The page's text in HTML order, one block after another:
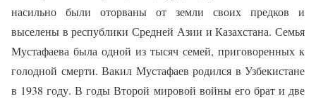
насильно были оторваны от земли своих предков и
выселены в республики Средней Азии и Казахстана. Семья
Мустафаева была одной из тысяч семей, приговоренных к
голодной смерти. Вакил Мустафаев родился в Узбекистане
в 1938 году. В годы Второй мировой войны его брат и две